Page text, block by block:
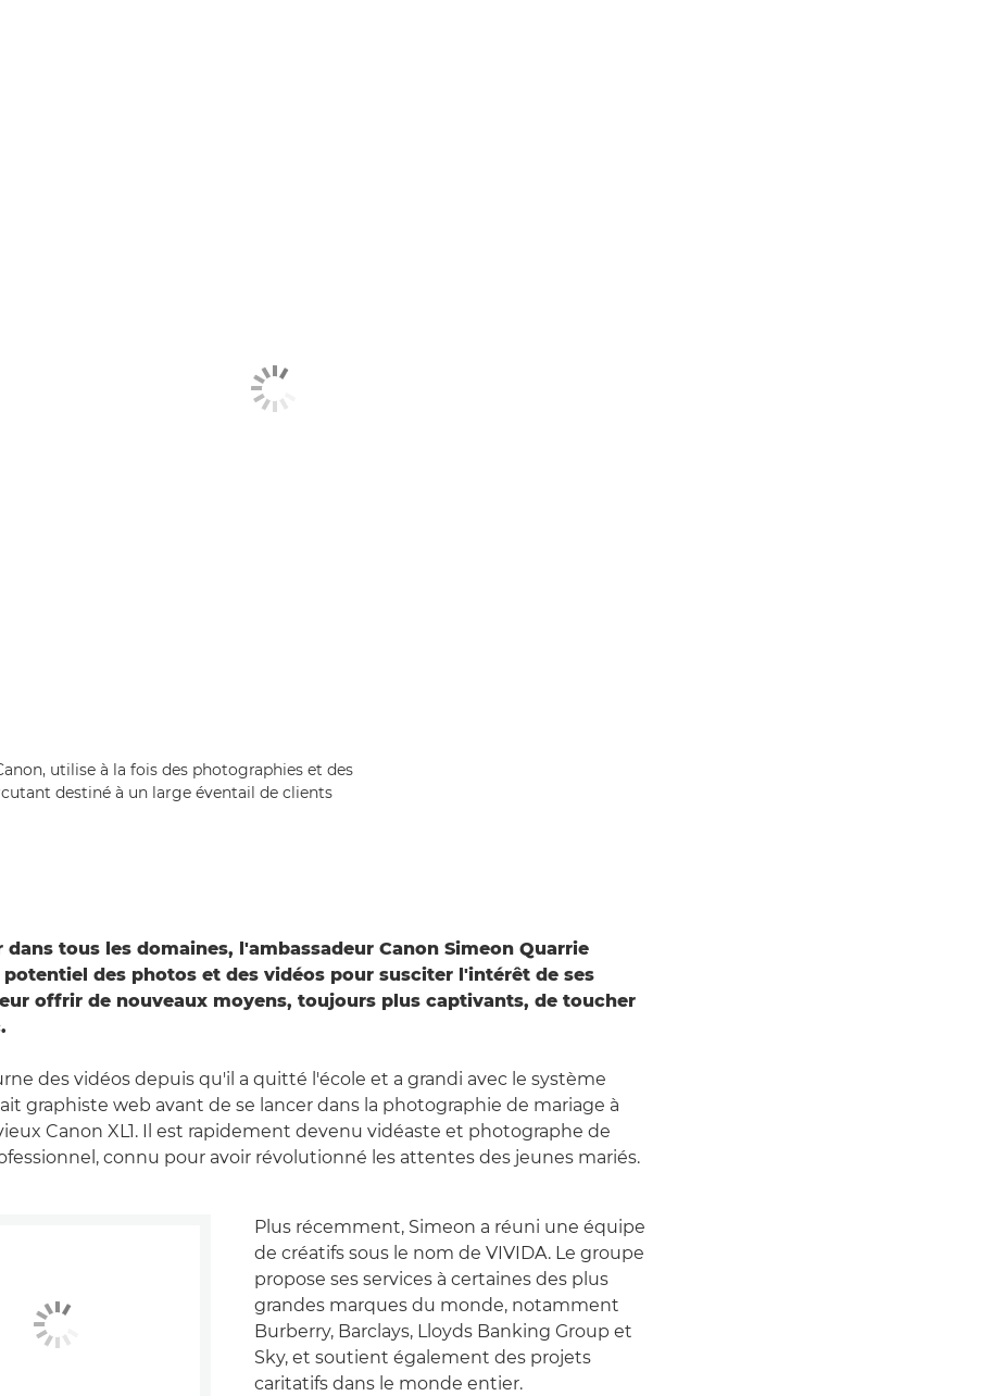
utilise à la fois des photographies et des
destiné à un large éventail de clients
dans tous les domaines, l'ambassadeur Canon Simeon Quarrie
des photos et des vidéos pour susciter l'intérêt de ses
offrir de nouveaux moyens, toujours plus captivants, de toucher
des vidéos depuis qu'il a quitté l'école et a grandi avec le système
graphiste web avant de se lancer dans la photographie de mariage à
Canon XL1. Il est rapidement devenu vidéaste et photographe de
connu pour avoir révolutionné les attentes des jeunes mariés.
Plus récemment, Simeon a réuni une équipe
de créatifs sous le nom de VIVIDA. Le groupe
propose ses services à certaines des plus
grandes marques du monde, notamment
Burberry, Barclays, Lloyds Banking Group et
Sky, et soutient également des projets
caritatifs dans le monde entier.